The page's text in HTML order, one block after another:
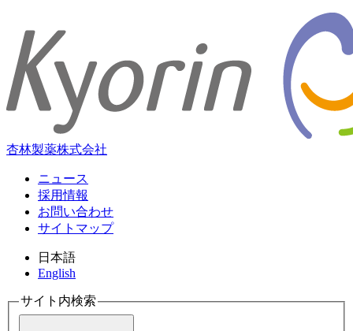
杏林製薬株式会社
ニュース
採用情報
お問い合わせ
サイトマップ
日本語
English
サイト内検索